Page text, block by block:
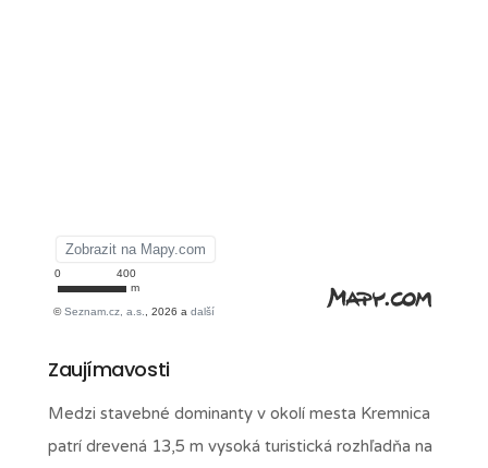
Zaujímavosti
Medzi stavebné dominanty v okolí mesta Kremnica
patrí drevená 13,5 m vysoká turistická rozhľadňa na